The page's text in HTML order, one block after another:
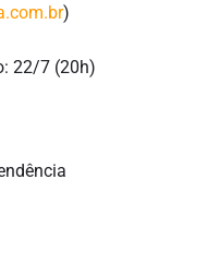
)
22/7 (20h)